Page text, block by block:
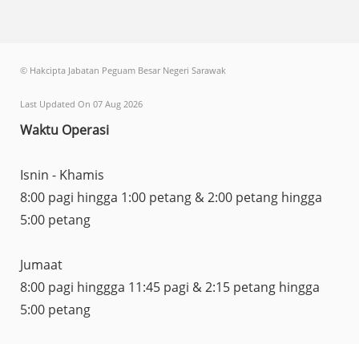
© Hakcipta Jabatan Peguam Besar Negeri Sarawak
Last Updated On 07 Aug 2026
Waktu Operasi
Isnin - Khamis
8:00 pagi hingga 1:00 petang & 2:00 petang hingga
5:00 petang
Jumaat
8:00 pagi hinggga 11:45 pagi & 2:15 petang hingga
5:00 petang